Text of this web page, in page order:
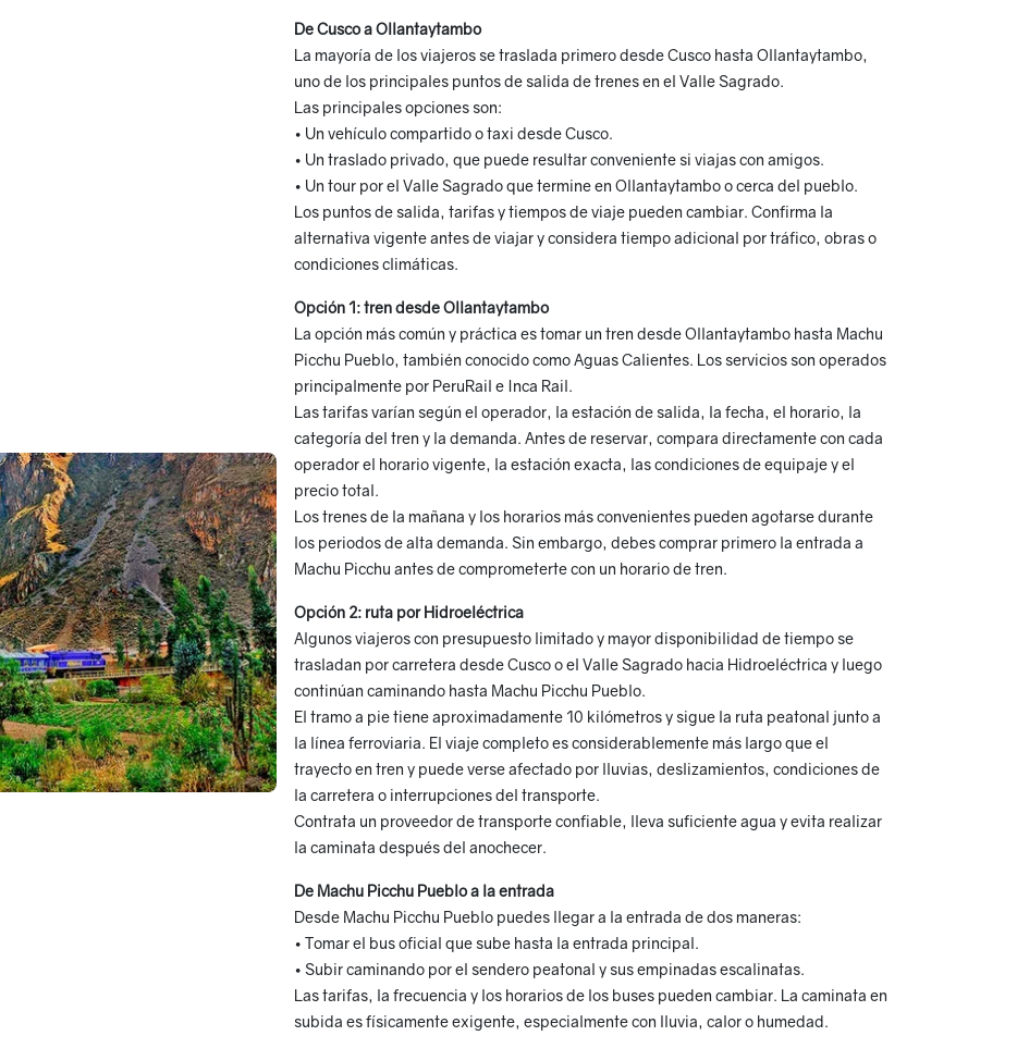
De Cusco a Ollantaytambo
La mayoría de los viajeros se traslada primero desde Cusco hasta Ollantaytambo,
uno de los principales puntos de salida de trenes en el Valle Sagrado.
Las principales opciones son:
• Un vehículo compartido o taxi desde Cusco.
• Un traslado privado, que puede resultar conveniente si viajas con amigos.
• Un tour por el Valle Sagrado que termine en Ollantaytambo o cerca del pueblo.
Los puntos de salida, tarifas y tiempos de viaje pueden cambiar. Confirma la
alternativa vigente antes de viajar y considera tiempo adicional por tráfico, obras o
condiciones climáticas.
Opción 1: tren desde Ollantaytambo
La opción más común y práctica es tomar un tren desde Ollantaytambo hasta Machu
Picchu Pueblo, también conocido como Aguas Calientes. Los servicios son operados
principalmente por PeruRail e Inca Rail.
Las tarifas varían según el operador, la estación de salida, la fecha, el horario, la
categoría del tren y la demanda. Antes de reservar, compara directamente con cada
operador el horario vigente, la estación exacta, las condiciones de equipaje y el
precio total.
Los trenes de la mañana y los horarios más convenientes pueden agotarse durante
los periodos de alta demanda. Sin embargo, debes comprar primero la entrada a
Machu Picchu antes de comprometerte con un horario de tren.
Opción 2: ruta por Hidroeléctrica
Algunos viajeros con presupuesto limitado y mayor disponibilidad de tiempo se
trasladan por carretera desde Cusco o el Valle Sagrado hacia Hidroeléctrica y luego
continúan caminando hasta Machu Picchu Pueblo.
El tramo a pie tiene aproximadamente 10 kilómetros y sigue la ruta peatonal junto a
la línea ferroviaria. El viaje completo es considerablemente más largo que el
trayecto en tren y puede verse afectado por lluvias, deslizamientos, condiciones de
la carretera o interrupciones del transporte.
Contrata un proveedor de transporte confiable, lleva suficiente agua y evita realizar
la caminata después del anochecer.
De Machu Picchu Pueblo a la entrada
Desde Machu Picchu Pueblo puedes llegar a la entrada de dos maneras:
• Tomar el bus oficial que sube hasta la entrada principal.
• Subir caminando por el sendero peatonal y sus empinadas escalinatas.
Las tarifas, la frecuencia y los horarios de los buses pueden cambiar. La caminata en
subida es físicamente exigente, especialmente con lluvia, calor o humedad.